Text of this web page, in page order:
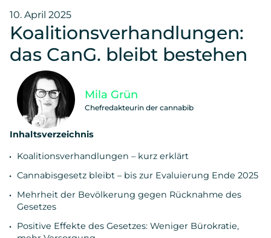
10. April 2025
Koalitionsverhandlungen:
das CanG. bleibt bestehen
Inhaltsverzeichnis
Koalitionsverhandlungen – kurz erklärt
Cannabisgesetz bleibt – bis zur Evaluierung Ende 2025
Mehrheit der Bevölkerung gegen Rücknahme des
Gesetzes
Positive Effekte des Gesetzes: Weniger Bürokratie,
Mila Grün
Chefredakteurin der cannabib